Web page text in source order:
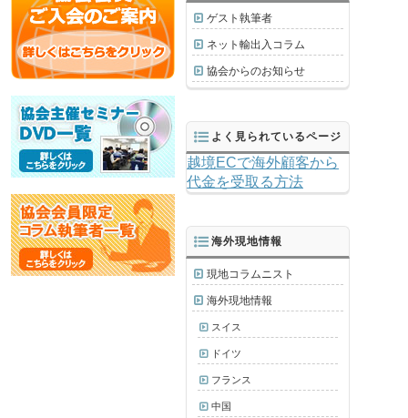
ゲスト執筆者
ネット輸出入コラム
協会からのお知らせ
よく見られているページ
越境ECで海外顧客から
代金を受取る方法
海外現地情報
現地コラムニスト
海外現地情報
スイス
ドイツ
フランス
中国